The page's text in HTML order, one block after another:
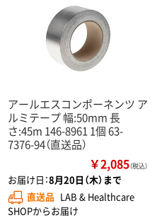
アールエスコンポーネンツ ア
ルミテープ 幅:50mm 長
さ:45m 146-8961 1個 63-
7376-94（直送品）
￥2,085（税込）
お届け日：8月20日（木）まで
直送品 LAB & Healthcare
SHOPからお届け